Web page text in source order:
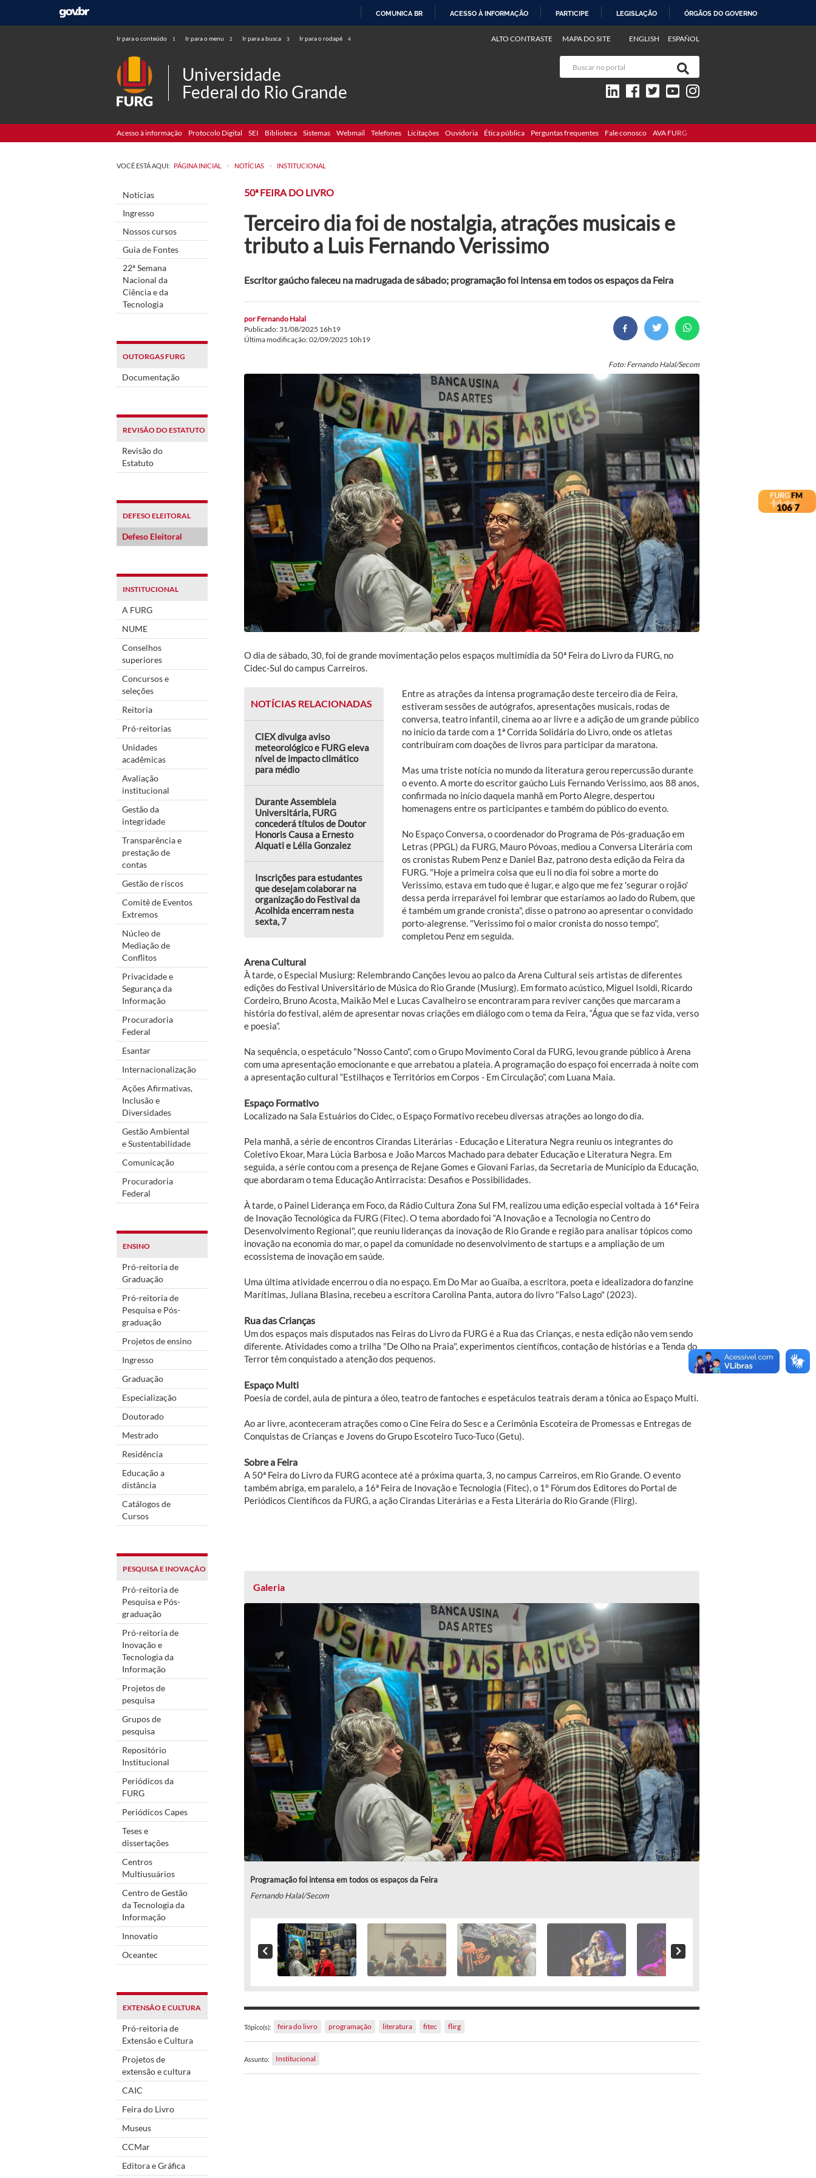
COMUNICA BR ACESSO À INFORMAÇÃO PARTICIPE LEGISLAÇÃO ÓRGÃOS DO GOVERNO
Ir para o conteúdo 1 Ir para o menu 2 Ir para a busca 3 Ir para o rodapé 4 ENGLISH ESPAÑOL
ALTO CONTRASTE MAPA DO SITE
Universidade
Federal do Rio Grande
Acesso à informação Protocolo Digital SEI Biblioteca Sistemas Webmail Telefones Licitações Ouvidoria Ética pública Perguntas frequentes Fale conosco AVA FURG
VOCÊ ESTÁ AQUI: PÁGINA INICIAL > NOTÍCIAS > INSTITUCIONAL
Notícias
Ingresso
Nossos cursos
Guia de Fontes
22ª Semana
Nacional da
Ciência e da
Tecnologia
OUTORGAS FURG
Documentação
REVISÃO DO ESTATUTO
Revisão do
Estatuto
DEFESO ELEITORAL
Defeso Eleitoral
INSTITUCIONAL
A FURG
NUME
Conselhos
superiores
Concursos e
seleções
Reitoria
Pró-reitorias
Unidades
acadêmicas
Avaliação
institucional
Gestão da
integridade
Transparência e
prestação de
contas
Gestão de riscos
Comitê de Eventos
Extremos
Núcleo de
Mediação de
Conflitos
Privacidade e
Segurança da
Informação
Procuradoria
Federal
Esantar
Internacionalização
Ações Afirmativas,
Inclusão e
Diversidades
Gestão Ambiental
e Sustentabilidade
Comunicação
Procuradoria
Federal
ENSINO
Pró-reitoria de
Graduação
Pró-reitoria de
Pesquisa e Pós-
graduação
Projetos de ensino
Ingresso
Graduação
Especialização
Doutorado
Mestrado
Residência
Educação a
distância
Catálogos de
Cursos
PESQUISA E INOVAÇÃO
Pró-reitoria de
Pesquisa e Pós-
graduação
Pró-reitoria de
Inovação e
Tecnologia da
Informação
Projetos de
pesquisa
Grupos de
pesquisa
Repositório
Institucional
Periódicos da
FURG
Periódicos Capes
Teses e
dissertações
Centros
Multiusuários
Centro de Gestão
da Tecnologia da
Informação
Innovatio
Oceantec
EXTENSÃO E CULTURA
Pró-reitoria de
Extensão e Cultura
Projetos de
extensão e cultura
CAIC
Feira do Livro
Museus
CCMar
Editora e Gráfica
50ª FEIRA DO LIVRO
Terceiro dia foi de nostalgia, atrações musicais e
tributo a Luis Fernando Verissimo
Escritor gaúcho faleceu na madrugada de sábado; programação foi intensa em todos os espaços da Feira
por Fernando Halal
Publicado: 31/08/2025 16h19
Última modificação: 02/09/2025 10h19
Foto: Fernando Halal/Secom
O dia de sábado, 30, foi de grande movimentação pelos espaços multimídia da 50ª Feira do Livro da FURG, no
Cidec-Sul do campus Carreiros.
NOTÍCIAS RELACIONADAS
CIEX divulga aviso
meteorológico e FURG eleva
nível de impacto climático
para médio
Durante Assembleia
Universitária, FURG
concederá títulos de Doutor
Honoris Causa a Ernesto
Alquati e Lélia Gonzalez
Inscrições para estudantes
que desejam colaborar na
organização do Festival da
Acolhida encerram nesta
sexta, 7
Entre as atrações da intensa programação deste terceiro dia de Feira,
estiveram sessões de autógrafos, apresentações musicais, rodas de
conversa, teatro infantil, cinema ao ar livre e a adição de um grande público
no início da tarde com a 1ª Corrida Solidária do Livro, onde os atletas
contribuíram com doações de livros para participar da maratona.
Mas uma triste notícia no mundo da literatura gerou repercussão durante
o evento. A morte do escritor gaúcho Luis Fernando Verissimo, aos 88 anos,
confirmada no início daquela manhã em Porto Alegre, despertou
homenagens entre os participantes e também do público do evento.
No Espaço Conversa, o coordenador do Programa de Pós-graduação em
Letras (PPGL) da FURG, Mauro Póvoas, mediou a Conversa Literária com
os cronistas Rubem Penz e Daniel Baz, patrono desta edição da Feira da
FURG. "Hoje a primeira coisa que eu li no dia foi sobre a morte do
Verissimo, estava em tudo que é lugar, e algo que me fez 'segurar o rojão'
dessa perda irreparável foi lembrar que estaríamos ao lado do Rubem, que
é também um grande cronista", disse o patrono ao apresentar o convidado
porto-alegrense. "Verissimo foi o maior cronista do nosso tempo",
completou Penz em seguida.
Arena Cultural
À tarde, o Especial Musiurg: Relembrando Canções levou ao palco da Arena Cultural seis artistas de diferentes
edições do Festival Universitário de Música do Rio Grande (Musiurg). Em formato acústico, Miguel Isoldi, Ricardo
Cordeiro, Bruno Acosta, Maikão Mel e Lucas Cavalheiro se encontraram para reviver canções que marcaram a
história do festival, além de apresentar novas criações em diálogo com o tema da Feira, “Água que se faz vida, verso
e poesia”.
Na sequência, o espetáculo "Nosso Canto", com o Grupo Movimento Coral da FURG, levou grande público à Arena
com uma apresentação emocionante e que arrebatou a plateia. A programação do espaço foi encerrada à noite com
a apresentação cultural “Estilhaços e Territórios em Corpos - Em Circulação”, com Luana Maia.
Espaço Formativo
Localizado na Sala Estuários do Cidec, o Espaço Formativo recebeu diversas atrações ao longo do dia.
Pela manhã, a série de encontros Cirandas Literárias - Educação e Literatura Negra reuniu os integrantes do
Coletivo Ekoar, Mara Lúcia Barbosa e João Marcos Machado para debater Educação e Literatura Negra. Em
seguida, a série contou com a presença de Rejane Gomes e Giovani Farias, da Secretaria de Município da Educação,
que abordaram o tema Educação Antirracista: Desafios e Possibilidades.
À tarde, o Painel Liderança em Foco, da Rádio Cultura Zona Sul FM, realizou uma edição especial voltada à 16ª Feira
de Inovação Tecnológica da FURG (Fitec). O tema abordado foi “A Inovação e a Tecnologia no Centro do
Desenvolvimento Regional", que reuniu lideranças da inovação de Rio Grande e região para analisar tópicos como
inovação na economia do mar, o papel da comunidade no desenvolvimento de startups e a ampliação de um
ecossistema de inovação em saúde.
Uma última atividade encerrou o dia no espaço. Em Do Mar ao Guaíba, a escritora, poeta e idealizadora do fanzine
Marítimas, Juliana Blasina, recebeu a escritora Carolina Panta, autora do livro "Falso Lago" (2023).
Rua das Crianças
Um dos espaços mais disputados nas Feiras do Livro da FURG é a Rua das Crianças, e nesta edição não vem sendo
diferente. Atividades como a trilha "De Olho na Praia", experimentos científicos, contação de histórias e a Tenda do
Terror têm conquistado a atenção dos pequenos.
Espaço Multi
Poesia de cordel, aula de pintura a óleo, teatro de fantoches e espetáculos teatrais deram a tônica ao Espaço Multi.
Ao ar livre, aconteceram atrações como o Cine Feira do Sesc e a Cerimônia Escoteira de Promessas e Entregas de
Conquistas de Crianças e Jovens do Grupo Escoteiro Tuco-Tuco (Getu).
Sobre a Feira
A 50ª Feira do Livro da FURG acontece até a próxima quarta, 3, no campus Carreiros, em Rio Grande. O evento
também abriga, em paralelo, a 16ª Feira de Inovação e Tecnologia (Fitec), o 1º Fórum dos Editores do Portal de
Periódicos Científicos da FURG, a ação Cirandas Literárias e a Festa Literária do Rio Grande (Flirg).
Galeria
Programação foi intensa em todos os espaços da Feira
Fernando Halal/Secom
Tópico(s): feira do livro programação literatura fitec flirg
Assunto: Institucional